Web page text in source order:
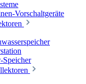
Vorschaltgeräte
Speicher